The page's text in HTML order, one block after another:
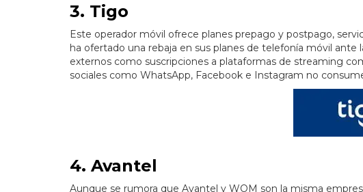
3. Tigo
Este operador móvil ofrece planes prepago y postpago,
ha ofertado una rebaja en sus planes de telefonía móvil
externos como suscripciones a plataformas de streaming
sociales como WhatsApp, Facebook e Instagram no
4. Avantel
Aunque se rumora que Avantel y WOM son la misma